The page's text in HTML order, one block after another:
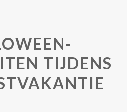
TIJDENS